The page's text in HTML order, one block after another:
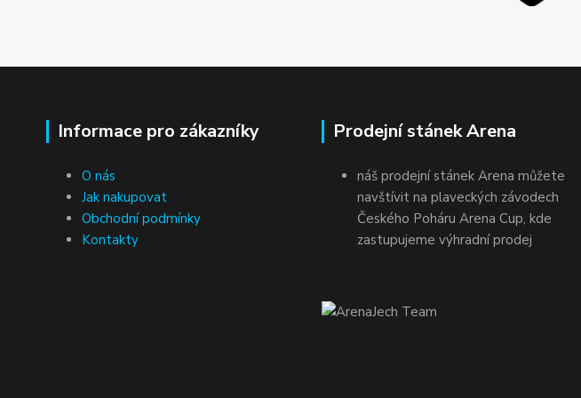
Informace pro zákazníky
O nás
Jak nakupovat
Obchodní podmínky
Kontakty
Prodejní stánek Arena
náš prodejní stánek Arena můžete
navštívit na plaveckých závodech
Českého Poháru Arena Cup, kde
zastupujeme výhradní prodej